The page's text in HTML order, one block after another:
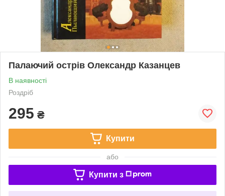
Палаючий острів Олександр Казанцев
В наявності
Роздріб
295 ₴
Купити
або
Купити з